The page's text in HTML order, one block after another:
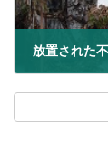
放置された